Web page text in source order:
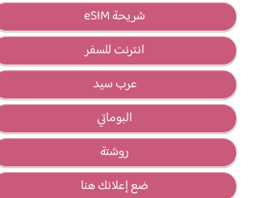
شريحة eSIM
انترنت للسفر
عرب سيد
البوماتي
روشتة
ضع إعلانك هنا